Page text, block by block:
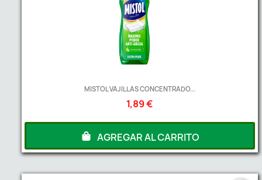
MISTOL VAJILLAS CONCENTRADO...
1,89 €
AGREGAR AL CARRITO